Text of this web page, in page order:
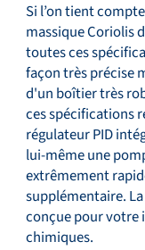
Si l’on tient
massique Coriolis
toutes ces
façon très précise
d'un boîtier très
ces spécifications
régulateur PID
lui-même une
extrêmement
supplémentaire. La
conçue pour
chimiques.